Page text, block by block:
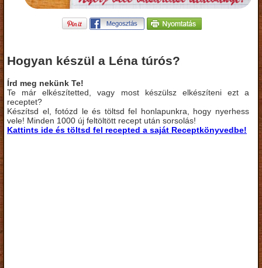
Hogyan készül a Léna túrós?
Írd meg nekünk Te!
Te már elkészítetted, vagy most készülsz elkészíteni ezt a
receptet?
Készítsd el, fotózd le és töltsd fel honlapunkra, hogy nyerhess
vele! Minden 1000 új feltöltött recept után sorsolás!
Kattints ide és töltsd fel recepted a saját Receptkönyvedbe!